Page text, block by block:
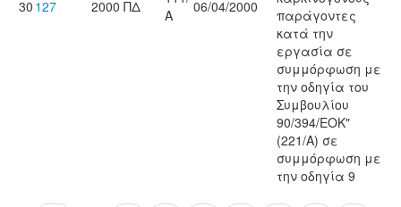
30 127 2000 ΠΔ
Α
06/04/2000
παράγοντες
κατά την
εργασία σε
συμμόρφωση με
την οδηγία του
Συμβουλίου
90/394/ΕΟΚ"
(221/Α) σε
συμμόρφωση με
την οδηγία 9